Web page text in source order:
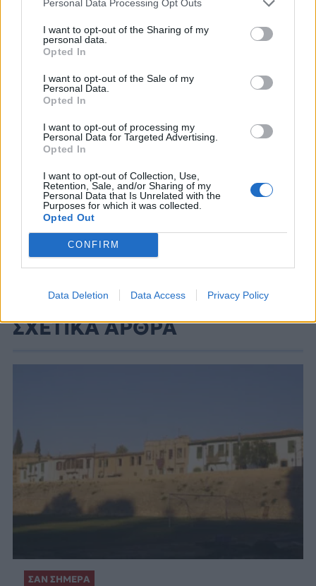
Personal Data Processing Opt Outs
I want to opt-out of the Sharing of my
personal data.
Opted In
I want to opt-out of the Sale of my
Personal Data.
Opted In
I want to opt-out of processing my
Personal Data for Targeted Advertising.
Opted In
I want to opt-out of Collection, Use,
Retention, Sale, and/or Sharing of my
Personal Data that Is Unrelated with the
Purposes for which it was collected.
Opted Out
CONFIRM
Data Deletion Data Access Privacy Policy
απολογισμός
ΔΙΑΦΗΜΙΣΗ
ΣΧΕΤΙΚΑ ΑΡΘΡΑ
ΣΑΝ ΣΗΜΕΡΑ